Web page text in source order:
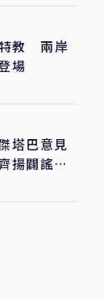
教 兩岸
場
塔巴意見
揚闢謠堅